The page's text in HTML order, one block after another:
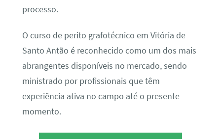
processo.
O curso de perito grafotécnico em Vitória de
Santo Antão é reconhecido como um dos mais
abrangentes disponíveis no mercado, sendo
ministrado por profissionais que têm
experiência ativa no campo até o presente
momento.